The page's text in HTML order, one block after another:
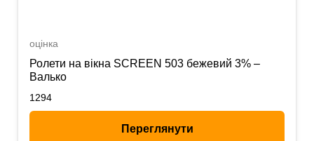
оцінка
Ролети на вікна SCREEN 503 бежевий 3% –
Валько
1294
Переглянути